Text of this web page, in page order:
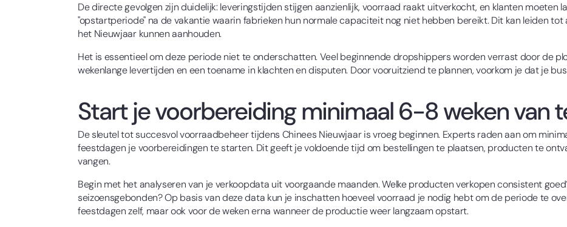
De directe gevolgen zijn duidelijk: leveringstijden stijgen aanzienlijk, voorraad raakt uitverkocht, en klanten moeten
"opstartperiode" na de vakantie waarin fabrieken hun normale capaciteit nog niet hebben bereikt. Dit kan leiden
het Nieuwjaar kunnen aanhouden.
Het is essentieel om deze periode niet te onderschatten. Veel beginnende dropshippers worden verrast door de
wekenlange levertijden en een toename in klachten en disputen. Door vooruitziend te plannen, voorkom je dat je
Start je voorbereiding minimaal 6-8 weken van
De sleutel tot succesvol voorraadbeheer tijdens Chinees Nieuwjaar is vroeg beginnen. Experts raden aan om
feestdagen je voorbereidingen te starten. Dit geeft je voldoende tijd om bestellingen te plaatsen, producten te
vangen.
Begin met het analyseren van je verkoopdata uit voorgaande maanden. Welke producten verkopen consistent
seizoensgebonden? Op basis van deze data kun je inschatten hoeveel voorraad je nodig hebt om de periode te
feestdagen zelf, maar ook voor de weken erna wanneer de productie weer langzaam opstart.